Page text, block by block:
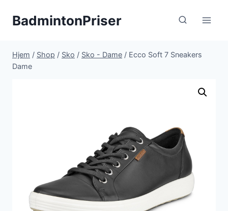
BadmintonPriser
Hjem / Shop / Sko / Sko - Dame / Ecco Soft 7 Sneakers
Dame